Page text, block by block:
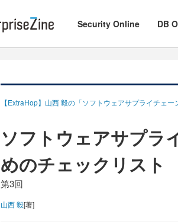
Security Online DB
【ExtraHop】山西 毅の「ソフトウェアサプライチェー
ソフトウェアサプラ
めのチェックリスト
第3回
山西 毅[著]